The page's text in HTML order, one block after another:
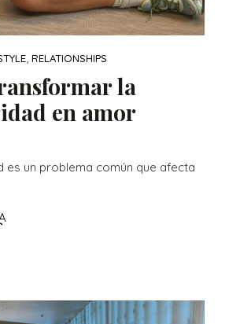
RELATIONSHIPS
la
en amor
es un problema común que afecta